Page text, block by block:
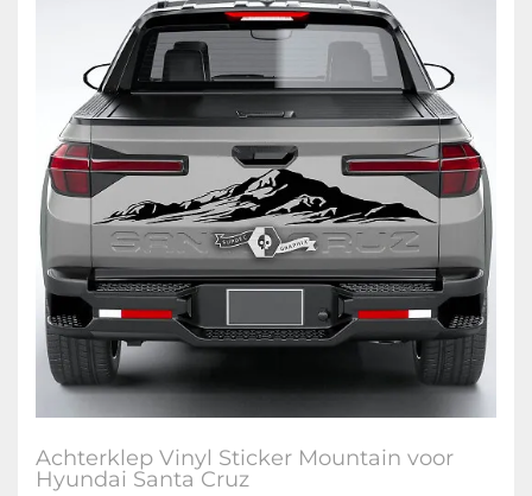
Achterklep Vinyl Sticker Mountain voor
Hyundai Santa Cruz